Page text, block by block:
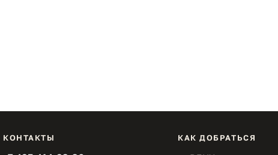
КОНТАКТЫ КАК ДОБРАТЬСЯ